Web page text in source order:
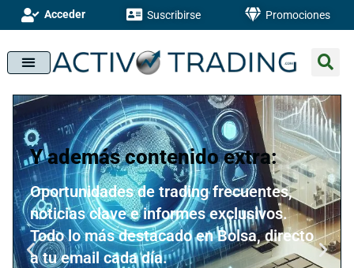
Acceder Suscribirse Promociones
Y además contenido extra:
Oportunidades de trading frecuentes,
noticias clave e informes exclusivos.
Todo lo más destacado en Bolsa, directo
a tu email cada día.